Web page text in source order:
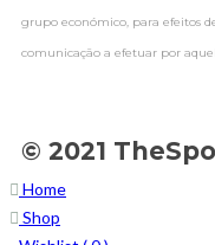
grupo económico, para efeitos
comunicação a efetuar por
© 2021
Home
Shop